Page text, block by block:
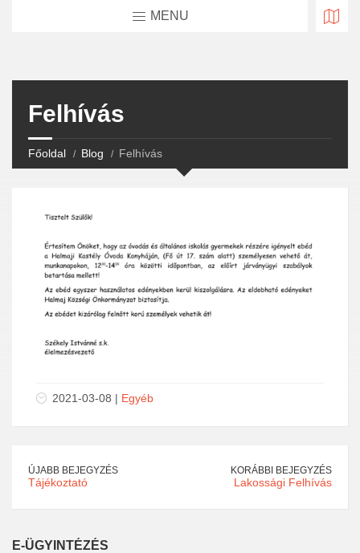
MENU
Felhívás
Főoldal Blog Felhívás
2021-03-08 | Egyéb
ÚJABB BEJEGYZÉS
Tájékoztató
KORÁBBI BEJEGYZÉS
Lakossági Felhívás
E-ÜGYINTÉZÉS